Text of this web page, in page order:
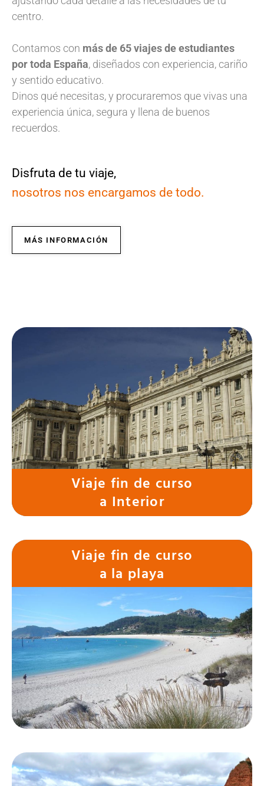
centro.
Contamos con más de 65 viajes de estudiantes
por toda España, diseñados con experiencia, cariño
y sentido educativo.
Dinos qué necesitas, y procuraremos que vivas una
experiencia única, segura y llena de buenos
recuerdos.
Disfruta de tu viaje,
nosotros nos encargamos de todo.
MÁS INFORMACIÓN
Viaje fin de curso
a Interior
Interior
Viaje fin de curso
a la playa
Playa